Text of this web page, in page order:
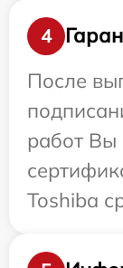
4
После
работ Вы
Toshiba